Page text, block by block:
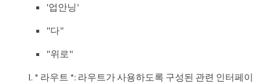
'업안닝'
"다"
"위로"
* 라우트 *: 라우트가 사용하도록 구성된 관련 인터페이